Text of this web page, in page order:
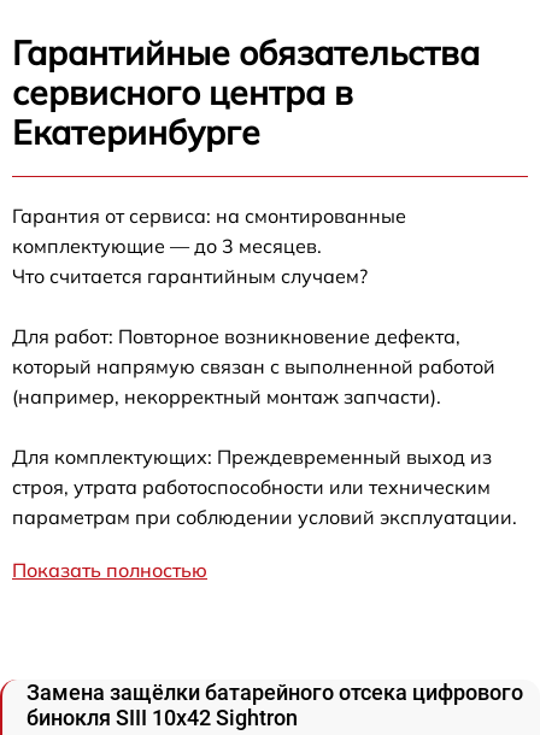
Гарантийные обязательства
сервисного центра в
Екатеринбурге
Гарантия от сервиса: на смонтированные
комплектующие — до 3 месяцев.
Что считается гарантийным случаем?
Для работ: Повторное возникновение дефекта,
который напрямую связан с выполненной работой
(например, некорректный монтаж запчасти).
Для комплектующих: Преждевременный выход из
строя, утрата работоспособности или техническим
параметрам при соблюдении условий эксплуатации.
Показать полностью
Замена защёлки батарейного отсека цифрового
бинокля SIII 10x42 Sightron